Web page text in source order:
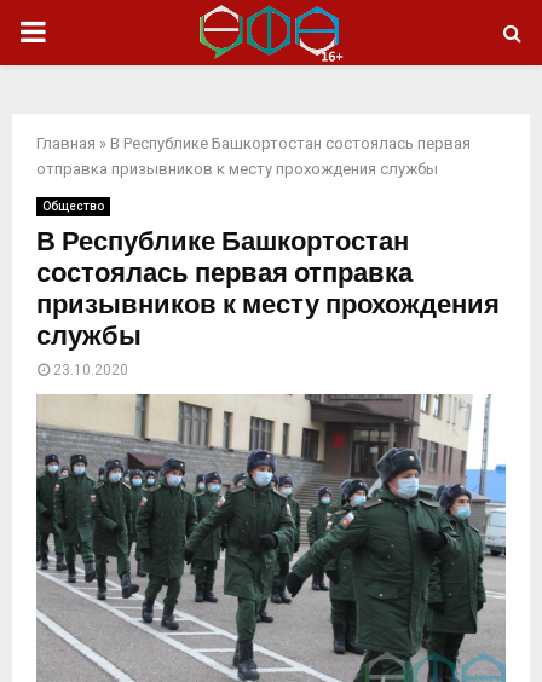
ОСНОВНОЕ
Главная » В Республике Башкортостан состоялась первая
отправка призывников к месту прохождения службы
Общество
В Республике Башкортостан
состоялась первая отправка
призывников к месту прохождения
службы
23.10.2020